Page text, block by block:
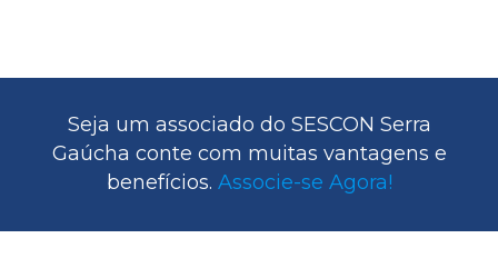
Seja um associado do SESCON Serra
Gaúcha conte com muitas vantagens e
benefícios. Associe-se Agora!